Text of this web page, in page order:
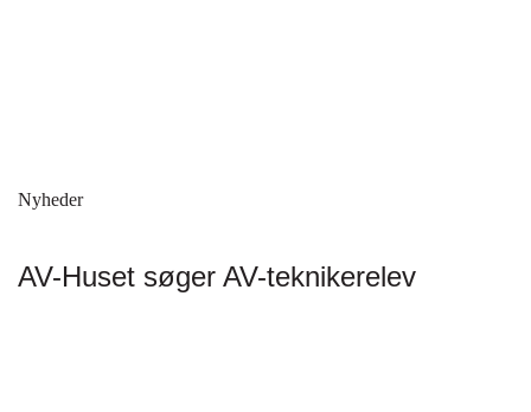
Nyheder
AV-Huset søger AV-teknikerelev